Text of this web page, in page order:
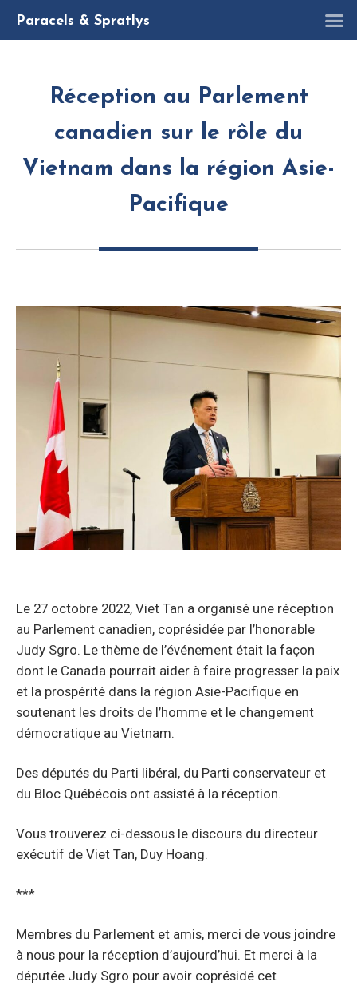
Paracels & Spratlys
Réception au Parlement
canadien sur le rôle du
Vietnam dans la région Asie-
Pacifique
Le 27 octobre 2022, Viet Tan a organisé une réception
au Parlement canadien, coprésidée par l’honorable
Judy Sgro. Le thème de l’événement était la façon
dont le Canada pourrait aider à faire progresser la paix
et la prospérité dans la région Asie-Pacifique en
soutenant les droits de l’homme et le changement
démocratique au Vietnam.
Des députés du Parti libéral, du Parti conservateur et
du Bloc Québécois ont assisté à la réception.
Vous trouverez ci-dessous le discours du directeur
exécutif de Viet Tan, Duy Hoang.
***
Membres du Parlement et amis, merci de vous joindre
à nous pour la réception d’aujourd’hui. Et merci à la
députée Judy Sgro pour avoir coprésidé cet